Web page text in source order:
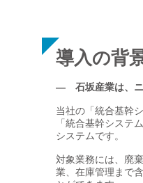
導入の背
— 石坂産業は、ニ
当社の「統合基幹
「統合基幹システ
システムです。
対象業務には、廃
業、在庫管理まで